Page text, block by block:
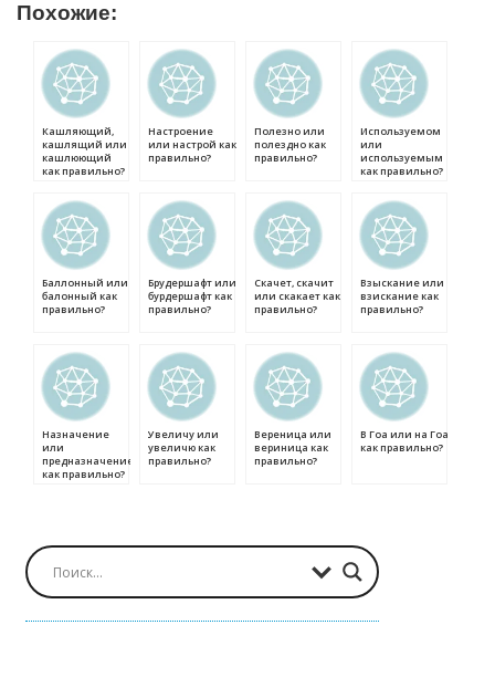
Похожие:
Кашляющий,
кашлящий или
кашлюющий
как правильно?
Настроение
или настрой как
правильно?
Полезно или
полездно как
правильно?
Используемом
или
используемым
как правильно?
Баллонный или
балонный как
правильно?
Брудершафт или
бурдершафт как
правильно?
Скачет, скачит
или скакает как
правильно?
Взыскание или
взискание как
правильно?
Назначение
или
предназначение
как правильно?
Увеличу или
увеличю как
правильно?
Вереница или
вериница как
правильно?
В Гоа или на Гоа
как правильно?